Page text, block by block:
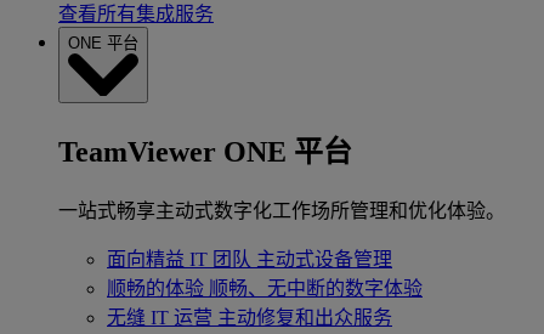
查看所有集成服务
ONE 平台
TeamViewer ONE 平台
一站式畅享主动式数字化工作场所管理和优化体验。
面向精益 IT 团队 主动式设备管理
顺畅的体验 顺畅、无中断的数字体验
无缝 IT 运营 主动修复和出众服务